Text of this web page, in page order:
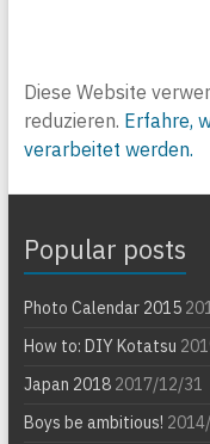
Diese Website
reduzieren. Erfahre,
verarbeitet werden.
Popular posts
Photo Calendar 2015
How to: DIY Kotatsu
Japan 20182017/12/31
Boys be ambitious!